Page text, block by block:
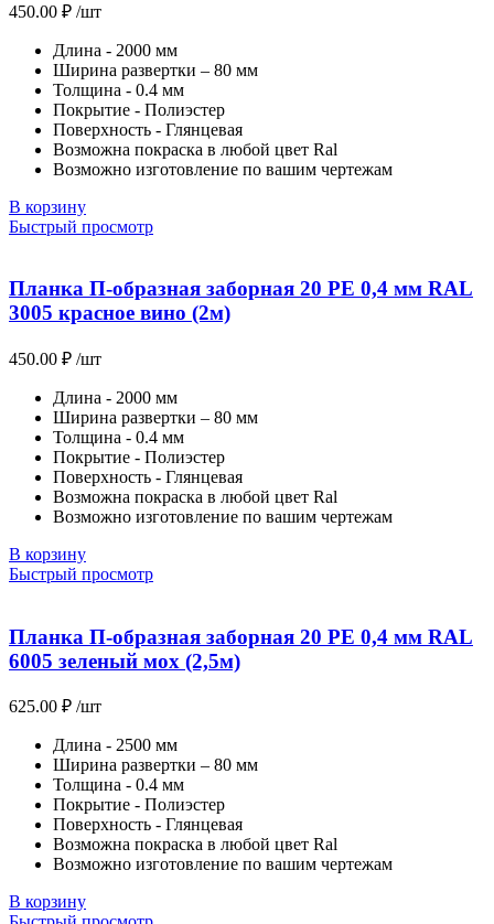
450.00 ₽ /шт
Длина - 2000 мм
Ширина развертки – 80 мм
Толщина - 0.4 мм
Покрытие - Полиэстер
Поверхность - Глянцевая
Возможна покраска в любой цвет Ral
Возможно изготовление по вашим чертежам
В корзину
Быстрый просмотр
Планка П-образная заборная 20 PE 0,4 мм RAL
3005 красное вино (2м)
450.00 ₽ /шт
Длина - 2000 мм
Ширина развертки – 80 мм
Толщина - 0.4 мм
Покрытие - Полиэстер
Поверхность - Глянцевая
Возможна покраска в любой цвет Ral
Возможно изготовление по вашим чертежам
В корзину
Быстрый просмотр
Планка П-образная заборная 20 PE 0,4 мм RAL
6005 зеленый мох (2,5м)
625.00 ₽ /шт
Длина - 2500 мм
Ширина развертки – 80 мм
Толщина - 0.4 мм
Покрытие - Полиэстер
Поверхность - Глянцевая
Возможна покраска в любой цвет Ral
Возможно изготовление по вашим чертежам
В корзину